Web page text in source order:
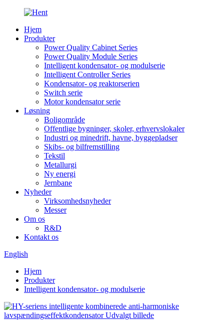
Hjem
Produkter
Power Quality Cabinet Series
Power Quality Module Series
Intelligent kondensator- og modulserie
Intelligent Controller Series
Kondensator- og reaktorserien
Switch serie
Motor kondensator serie
Løsning
Boligområde
Offentlige bygninger, skoler, erhvervslokaler
Industri og minedrift, havne, byggepladser
Skibs- og bilfremstilling
Tekstil
Metallurgi
Ny energi
Jernbane
Nyheder
Virksomhedsnyheder
Messer
Om os
R&D
Kontakt os
English
Hjem
Produkter
Intelligent kondensator- og modulserie